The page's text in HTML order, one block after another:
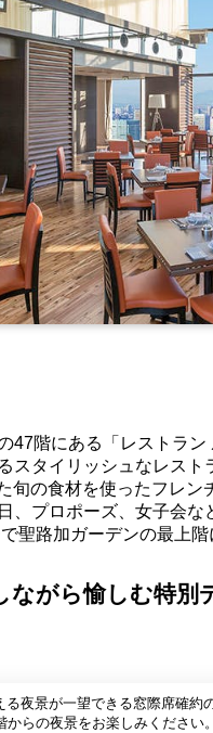
47階にある「レストラ
スタイリッシュなレス
旬の食材を使ったフレ
、プロポーズ、女子会
聖路加ガーデンの最上階
ながら愉しむ特
る夜景が一望できる窓際席確約
ください。 目の前に広がる夜景を眺めながら、特別なひと時をお過ご